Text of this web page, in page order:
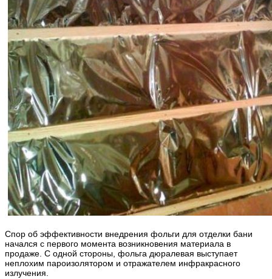
Спор об эффективности внедрения фольги для отделки бани
начался с первого момента возникновения материала в
продаже. С одной стороны, фольга дюралевая выступает
неплохим пароизолятором и отражателем инфракрасного
излучения.